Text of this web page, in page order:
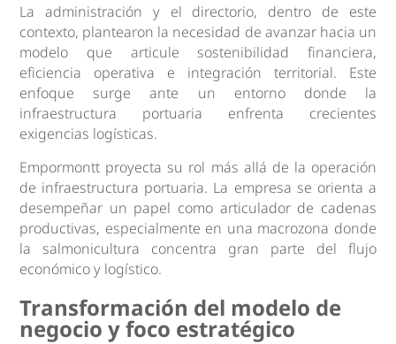
La administración y el directorio, dentro de este
contexto, plantearon la necesidad de avanzar hacia un
modelo que articule sostenibilidad financiera,
eficiencia operativa e integración territorial. Este
enfoque surge ante un entorno donde la
infraestructura portuaria enfrenta crecientes
exigencias logísticas.
Empormontt proyecta su rol más allá de la operación
de infraestructura portuaria. La empresa se orienta a
desempeñar un papel como articulador de cadenas
productivas, especialmente en una macrozona donde
la salmonicultura concentra gran parte del flujo
económico y logístico.
Transformación del modelo de
negocio y foco estratégico